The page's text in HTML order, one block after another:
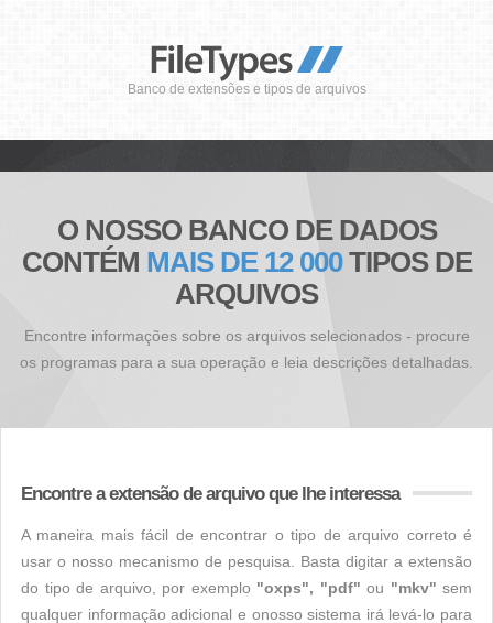
Banco de extensões e tipos de arquivos
O NOSSO BANCO DE DADOS
CONTÉM MAIS DE 12 000TIPOS DE
ARQUIVOS
Encontre informações sobre os arquivos selecionados - procure
os programas para a sua operação e leia descrições detalhadas.
Encontre a extensão de arquivo que lhe interessa
A maneira mais fácil de encontrar o tipo de arquivo correto é
usar o nosso mecanismo de pesquisa. Basta digitar a extensão
do tipo de arquivo, por exemplo "oxps", "pdf" ou "mkv" sem
qualquer informação adicional e onosso sistema irá levá-lo para